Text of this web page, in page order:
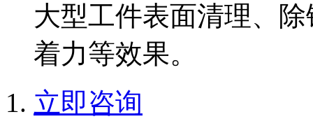
大型工件表面清理、
着力等效果。
立即咨询